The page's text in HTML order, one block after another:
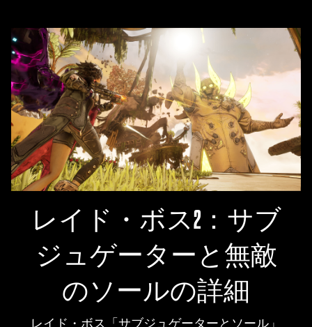
レイド・ボス2：サブ
ジュゲーターと無敵
のソールの詳細
レイド・ボス「サブジュゲーターとソール」